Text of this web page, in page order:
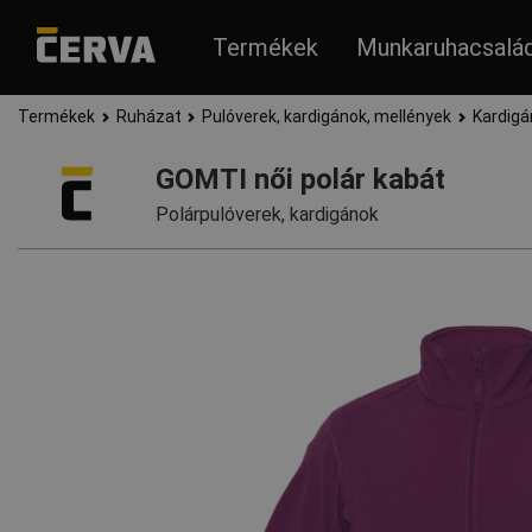
Termékek
Termékek Ruházat Pulóverek, kardigánok, mellények
GOMTI női polár kabát
Polárpulóverek, kardigánok